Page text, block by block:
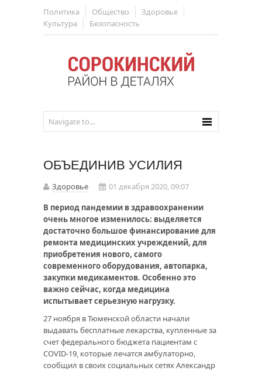
Политика Общество
Здоровье
Культура
Безопасность
ОБЪЕДИНИВ УСИЛИЯ
Здоровье
01 декабря 2020, 09:07
В период пандемии в здравоохранении
очень многое изменилось: выделяется
достаточно большое финансирование для
ремонта медицинских учреждений, для
приобретения нового, самого
современного оборудования, автопарка,
закупки медикаментов. Особенно это
важно сейчас, когда медицина
испытывает серьезную нагрузку.
27 ноября в Тюменской области начали
выдавать бесплатные лекарства, купленные за
счет федерального бюджета пациентам с
COVID-19, которые лечатся амбулаторно,
сообщил в своих социальных сетях Александр